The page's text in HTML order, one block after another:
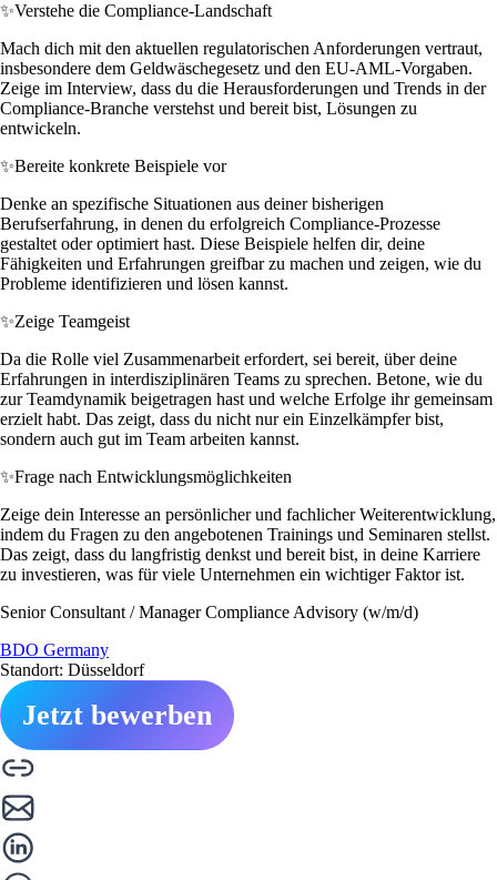
✨Verstehe die Compliance-Landschaft
Mach dich mit den aktuellen regulatorischen Anforderungen vertraut,
insbesondere dem Geldwäschegesetz und den EU-AML-Vorgaben.
Zeige im Interview, dass du die Herausforderungen und Trends in der
Compliance-Branche verstehst und bereit bist, Lösungen zu
entwickeln.
✨Bereite konkrete Beispiele vor
Denke an spezifische Situationen aus deiner bisherigen
Berufserfahrung, in denen du erfolgreich Compliance-Prozesse
gestaltet oder optimiert hast. Diese Beispiele helfen dir, deine
Fähigkeiten und Erfahrungen greifbar zu machen und zeigen, wie du
Probleme identifizieren und lösen kannst.
✨Zeige Teamgeist
Da die Rolle viel Zusammenarbeit erfordert, sei bereit, über deine
Erfahrungen in interdisziplinären Teams zu sprechen. Betone, wie du
zur Teamdynamik beigetragen hast und welche Erfolge ihr gemeinsam
erzielt habt. Das zeigt, dass du nicht nur ein Einzelkämpfer bist,
sondern auch gut im Team arbeiten kannst.
✨Frage nach Entwicklungsmöglichkeiten
Zeige dein Interesse an persönlicher und fachlicher Weiterentwicklung,
indem du Fragen zu den angebotenen Trainings und Seminaren stellst.
Das zeigt, dass du langfristig denkst und bereit bist, in deine Karriere
zu investieren, was für viele Unternehmen ein wichtiger Faktor ist.
Senior Consultant / Manager Compliance Advisory (w/m/d)
BDO Germany
Standort: Düsseldorf
Jetzt bewerben